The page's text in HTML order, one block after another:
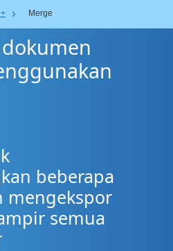
Merge
beberapa
mengekspor
semua